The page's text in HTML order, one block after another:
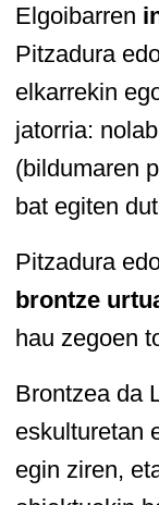
Elgoibarren
Pitzadura
elkarrekin
jatorria:
(bildumaren
bat egiten
Pitzadura
brontze
hau zegoen
Brontzea da
eskulturetan
egin ziren,